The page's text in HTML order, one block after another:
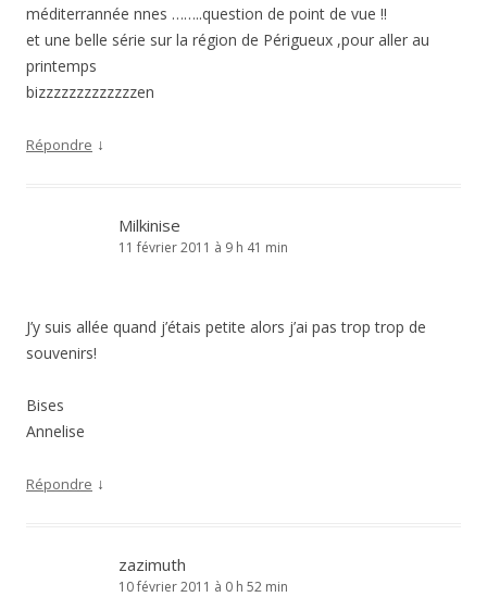
méditerrannée nnes ……..question de point de vue !!
et une belle série sur la région de Périgueux ,pour aller au
printemps
bizzzzzzzzzzzzzen
Répondre ↓
Milkinise
11 février 2011 à 9 h 41 min
J’y suis allée quand j’étais petite alors j’ai pas trop trop de
souvenirs!
Bises
Annelise
Répondre ↓
zazimuth
10 février 2011 à 0 h 52 min